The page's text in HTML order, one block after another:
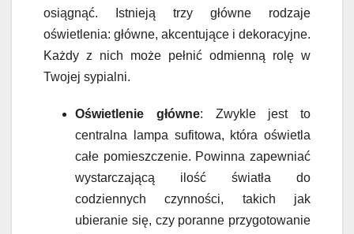
osiągnąć. Istnieją trzy główne rodzaje
oświetlenia: główne, akcentujące i dekoracyjne.
Każdy z nich może pełnić odmienną rolę w
Twojej sypialni.
Oświetlenie główne: Zwykle jest to
centralna lampa sufitowa, która oświetla
całe pomieszczenie. Powinna zapewniać
wystarczającą ilość światła do
codziennych czynności, takich jak
ubieranie się, czy poranne przygotowanie